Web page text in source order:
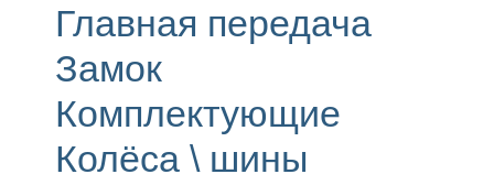
Главная передача
Замок
Комплектующие
Колёса \ шины